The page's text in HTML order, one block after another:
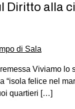
Diritto alla
Viviamo lo
felice nel
quartieri […]